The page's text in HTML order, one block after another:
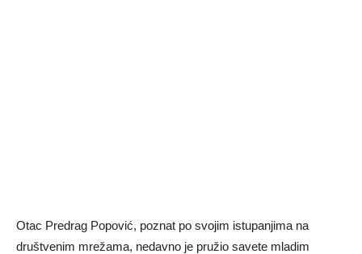
Otac Predrag Popović, poznat po svojim istupanjima na
društvenim mrežama, nedavno je pružio savete mladim